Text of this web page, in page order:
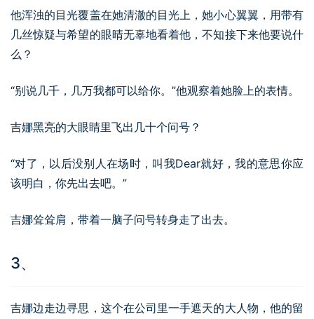
他浑浊的目光覆盖在她清澈的目光上，她小心翼翼，用带有
几丝惊疑与希望的眼晴无辜地看着他，不知接下来他要说什
么？
“别说几千，几万我都可以给你。”他观察着她脸上的表情。
吉娜黑亮的大眼睛里飞出几十个问号？
“对了，以后没别人在场时，叫我Dear就好，我的意思你应
该明白，你先出去吧。”
吉娜耸耸肩，带着一脑子问号转身走了出去。
3、
吉娜边走边寻思，这个在公司里一手遮天的大人物，他的留